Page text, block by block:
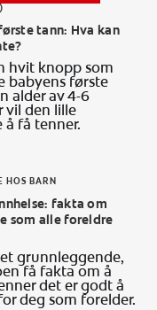
AV MUNNHELSE
AV PRODUKTER
REGISTRER DEG
tann: Hva kan
hvit knopp som
babyens første
alder av 4-6
vil den lille
å få tenner.
HOS BARN
fakta om
som alle foreldre
grunnleggende,
få fakta om å
det er godt å
deg som forelder.